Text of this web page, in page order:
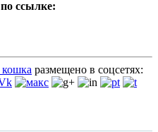
ссылке:
кошка размещено в соцсетях: